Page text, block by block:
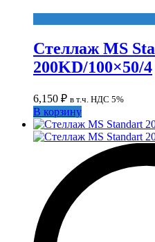
Стеллаж MS
200KD/100×50/4
6,150 ₽ в т.ч. НДС 5%
В корзину